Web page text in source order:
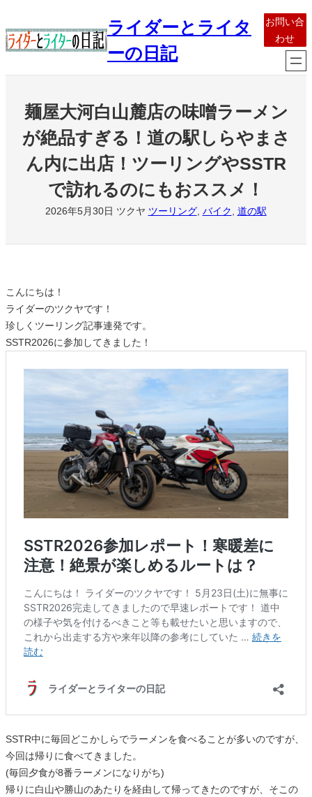
容
を
ライダーとライタ
ーの日記
お問い合
わせ
麺屋大河白山麓店の味噌ラーメン
が絶品すぎる！道の駅しらやまさ
ん内に出店！ツーリングやSSTR
で訪れるのにもおススメ！
2026年5月30日 ツクヤ ツーリング, バイク, 道の駅
こんにちは！
ライダーのツクヤです！
珍しくツーリング記事連発です。
SSTR2026に参加してきました！
SSTR中に毎回どこかしらでラーメンを食べることが多いのですが、
今回は帰りに食べてきました。
(毎回夕食が8番ラーメンになりがち)
帰りに白山や勝山のあたりを経由して帰ってきたのですが、そこの